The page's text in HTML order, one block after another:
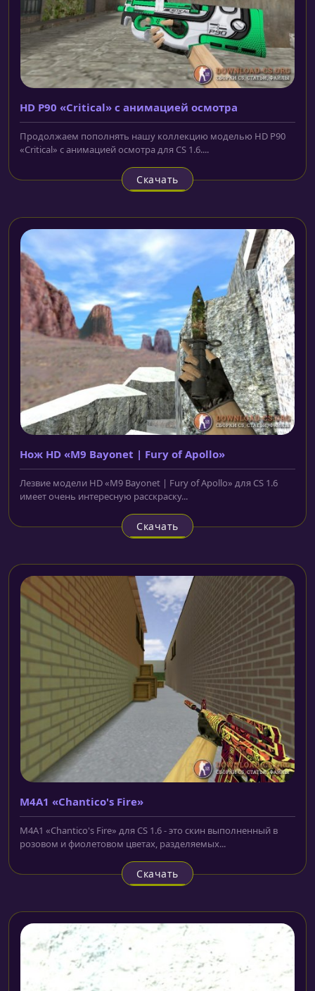
HD P90 «Critical» с анимацией осмотра
Продолжаем пополнять нашу коллекцию моделью HD P90
«Critical» с анимацией осмотра для CS 1.6....
Скачать
Нож HD «M9 Bayonet | Fury of Apollo»
Лезвие модели HD «M9 Bayonet | Fury of Apollo» для CS 1.6
имеет очень интересную расскраску...
Скачать
M4A1 «Chantico's Fire»
M4A1 «Chantico's Fire» для CS 1.6 - это скин выполненный в
розовом и фиолетовом цветах, разделяемых...
Скачать